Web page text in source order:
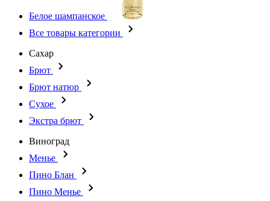
Белое шампанское
Все товары категории
Сахар
Брют
Брют натюр
Сухое
Экстра брют
Виноград
Менье
Пино Блан
Пино Менье